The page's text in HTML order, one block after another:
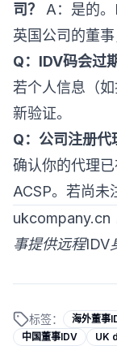
司？
A：是的
英国公司的董事
Q：IDV码会过
若个人信息（
新验证。
Q：公司注册代
确认你的代理
ACSP。若尚未
ukcompany.cn
事提供远程IDV
标签： 海外董事
中国董事IDV
UK